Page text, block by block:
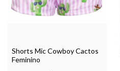
Shorts Mic Cowboy Cactos
Feminino